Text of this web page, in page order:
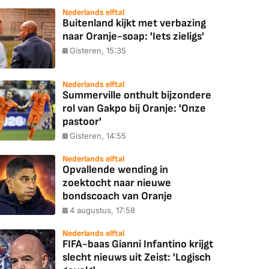
Nederlands elftal
Buitenland kijkt met verbazing
naar Oranje-soap: 'Iets zieligs'
Gisteren, 15:35
Nederlands elftal
Summerville onthult bijzondere
rol van Gakpo bij Oranje: 'Onze
pastoor'
Gisteren, 14:55
Nederlands elftal
Opvallende wending in
zoektocht naar nieuwe
bondscoach van Oranje
4 augustus, 17:58
Nederlands elftal
FIFA-baas Gianni Infantino krijgt
slecht nieuws uit Zeist: 'Logisch